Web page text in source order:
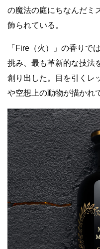
の魔法の庭にちなんだミ
飾られている。
「Fire（火）」の香りで
挑み、最も革新的な技法
創り出した。目を引くレ
や空想上の動物が描かれ